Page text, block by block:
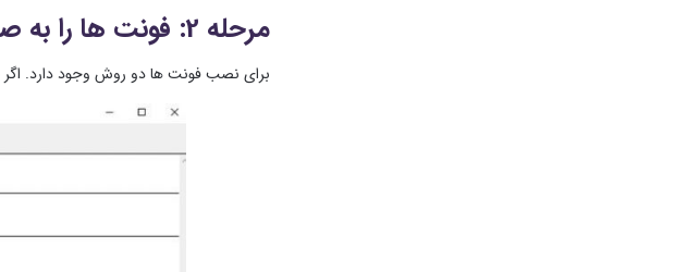
مرحله 2: فونت ها را به صورت جداگانه نصب کنید.
برای نصب فونت ها دو روش وجود دارد. اگر